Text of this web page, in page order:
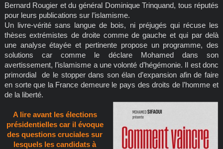
Bernard Rougier et du général Dominique Trinquand, tous réputés
pour leurs publications sur l’islamisme.
Un livre-vérité sans langue de bois, ni préjugés qui récuse les
thèses extrémistes de droite comme de gauche et qui par delà
une analyse étayée et pertinente propose un programme, des
solutions car comme le déclare Mohamed dans son
avertissement, l’islamisme a une volonté d’hégémonie. Il est donc
primordial de le stopper dans son élan d’expansion afin de faire
en sorte que la France demeure le pays des droits de l’homme et
de la liberté.
A lire avant les élections
présidentielles car il évoque
des questions cruciales sur
lesquels les candidats à